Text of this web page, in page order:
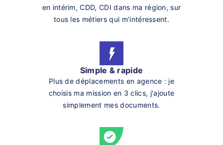
en intérim, CDD, CDI dans ma région, sur
tous les métiers qui m’intéressent.
Simple & rapide
Plus de déplacements en agence : je
choisis ma mission en 3 clics, j'ajoute
simplement mes documents.